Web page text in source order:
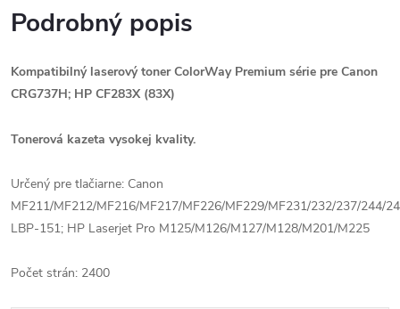
Podrobný popis
Kompatibilný laserový toner ColorWay Premium série pre Canon
CRG737H; HP CF283X (83X)
Tonerová kazeta vysokej kvality.
Určený pre tlačiarne: Canon
MF211/MF212/MF216/MF217/MF226/MF229/MF231/232/237/244/
LBP-151; HP Laserjet Pro M125/M126/M127/M128/M201/M225
Počet strán: 2400